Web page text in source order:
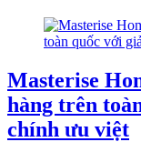
Masterise
hàng trên
chính ưu việt